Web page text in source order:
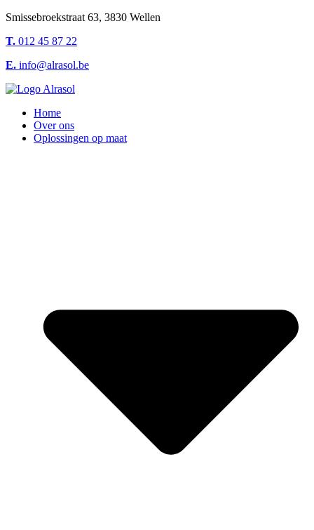
Smissebroekstraat 63, 3830 Wellen
T. 012 45 87 22
E. info@alrasol.be
Home
Over ons
Oplossingen op maat